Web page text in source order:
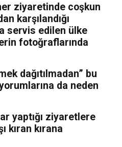
ziyaretinde coşkun
karşılandığı
servis edilen ülke
fotoğraflarında
dağıtılmadan” bu
da neden
yaptığı ziyaretlere
kıran kırana